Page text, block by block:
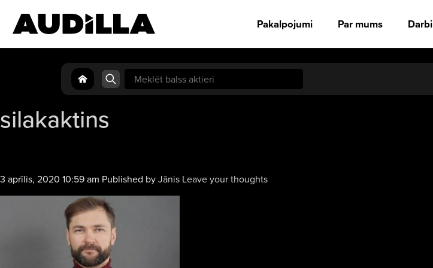
Pakalpojumi Par mums Darbi
Search
for:
silakaktins
3 aprīlis, 2020 10:59 am Published byJānis Leave your thoughts